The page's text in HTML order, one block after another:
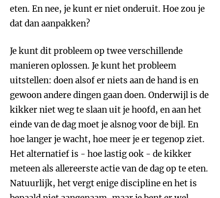
eten. En nee, je kunt er niet onderuit. Hoe zou je
dat dan aanpakken?
Je kunt dit probleem op twee verschillende
manieren oplossen. Je kunt het probleem
uitstellen: doen alsof er niets aan de hand is en
gewoon andere dingen gaan doen. Onderwijl is de
kikker niet weg te slaan uit je hoofd, en aan het
einde van de dag moet je alsnog voor de bijl. En
hoe langer je wacht, hoe meer je er tegenop ziet.
Het alternatief is - hoe lastig ook - de kikker
meteen als allereerste actie van de dag op te eten.
Natuurlijk, het vergt enige discipline en het is